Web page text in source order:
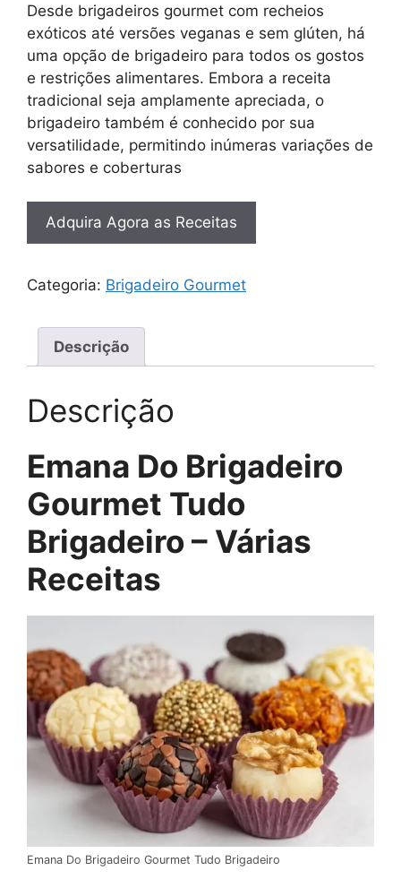
Desde brigadeiros gourmet com recheios
exóticos até versões veganas e sem glúten, há
uma opção de brigadeiro para todos os gostos
e restrições alimentares. Embora a receita
tradicional seja amplamente apreciada, o
brigadeiro também é conhecido por sua
versatilidade, permitindo inúmeras variações de
sabores e coberturas
Adquira Agora as Receitas
Categoria: Brigadeiro Gourmet
Descrição
Descrição
Emana Do Brigadeiro
Gourmet Tudo
Brigadeiro – Várias
Receitas
Emana Do Brigadeiro Gourmet Tudo Brigadeiro